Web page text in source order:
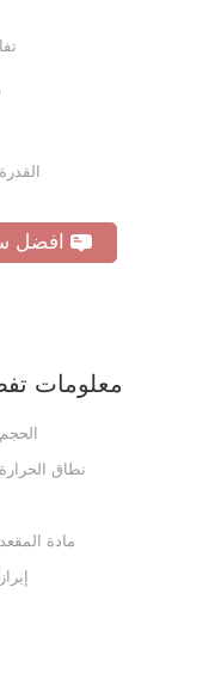
افضل
معلومات
نطاق
مادة